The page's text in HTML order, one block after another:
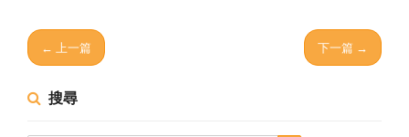
← 上一篇 下一篇 →
搜尋